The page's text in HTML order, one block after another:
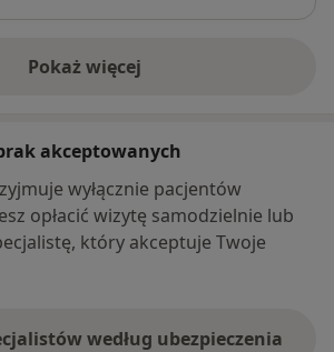
Pokaż więcej
o adresie
akceptowanych
wyłącznie pacjentów
opłacić wizytę samodzielnie lub
który akceptuje Twoje
według ubezpieczenia